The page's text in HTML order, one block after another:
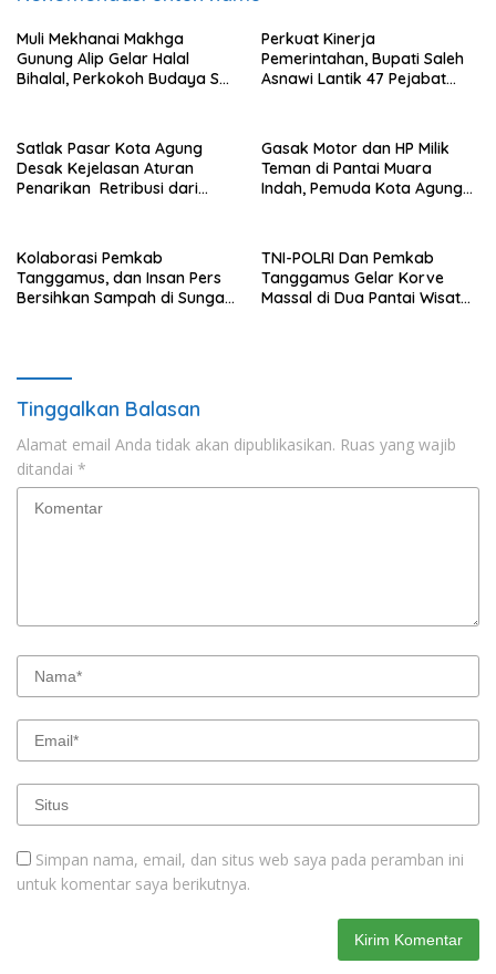
Muli Mekhanai Makhga
Gunung Alip Gelar Halal
Bihalal, Perkokoh Budaya Sai
Perkuat Kinerja
Pemerintahan, Bupati Saleh
Asnawi Lantik 47 Pejabat
Satlak Pasar Kota Agung
Desak Kejelasan Aturan
Penarikan Retribusi dari
Gasak Motor dan HP Milik
Teman di Pantai Muara
Indah, Pemuda Kota Agung
Kolaborasi Pemkab
Tanggamus, dan Insan Pers
Bersihkan Sampah di Sungai
TNI-POLRI Dan Pemkab
Tanggamus Gelar Korve
Massal di Dua Pantai Wisata
Tinggalkan Balasan
Alamat email Anda tidak akan dipublikasikan. Ruas yang wajib
ditandai *
Simpan nama, email, dan situs web saya pada peramban ini
untuk komentar saya berikutnya.